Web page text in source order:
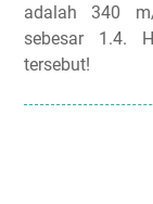
adalah 340
sebesar 1.4.
tersebut!